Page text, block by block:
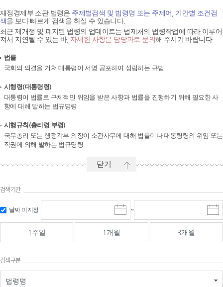
재정경제부 소관 법령은 주제별검색 및 법령명 또는 주제어, 기간별 조건검
색을 보다 빠르게 검색을 하실 수 있습니다.
최근 제개정 및 폐지된 법령의 업데이트는 법제처의 법령작업에 따라 이루어
져서 지연될 수 있는 바, 자세한 사항은 담당과로 문의해 주시기 바랍니다.
법률
국회의 의결을 거쳐 대통령이 서명 공포하여 성립하는 규범
시행령(대통령령)
대통령이 법률로 구체적인 위임을 받은 사항과 법률을 진행하기 위해 필요한 사
항에 대해 발하는 법규명령
시행규칙(총리령 부령)
국무총리 또는 행정각부 의장이 소관사무에 대해 법률이나 대통령령의 위임 또는
직권에 의해 발하는 법규명령
닫기
검색기간
날짜 미지정
시
작
일
선
~
마
감
선
1주일 1개월 3개월
검색구분
법령명